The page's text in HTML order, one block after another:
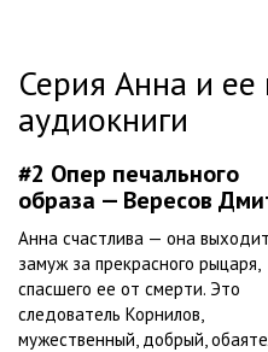
Серия Анна и
аудиокниги
#2 Опер печального
образа — Вересов
Анна счастлива — она выходит
замуж за прекрасного рыцаря,
спасшего ее от смерти. Это
следователь Корнилов,
мужественный, добрый,